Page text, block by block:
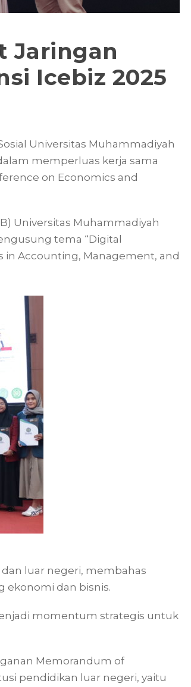
Jaringan
Icebiz 2025
Universitas Muhammadiyah
memperluas kerja sama
on Economics and
Universitas Muhammadiyah
tema “Digital
in Accounting, Management, and
luar negeri, membahas
ekonomi dan bisnis.
momentum strategis untuk
Memorandum of
pendidikan luar negeri, yaitu